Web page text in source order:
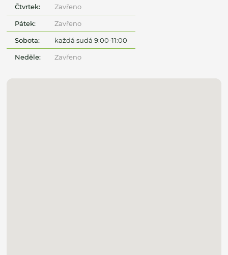
Čtvrtek: Zavřeno
Pátek: Zavřeno
Sobota: každá sudá 9:00-11:00
Neděle: Zavřeno